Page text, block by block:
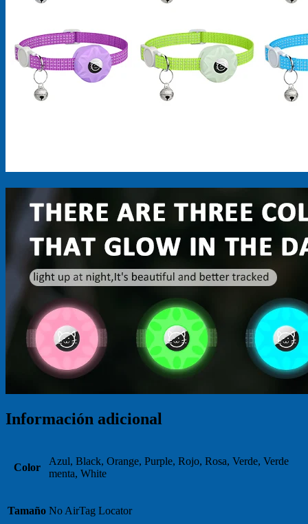
Información adicional
Color
Azul, Black, Orange, Purple, Rojo, Rosa, Verde, Verde
menta, White
Tamaño No AirTag Locator